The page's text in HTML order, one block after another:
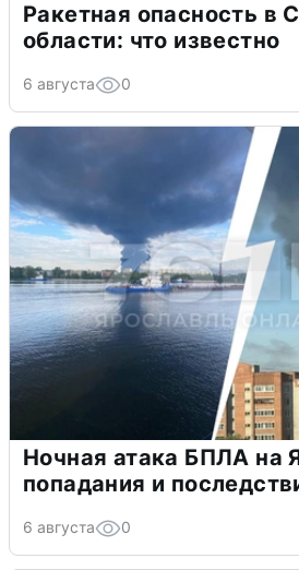
Ракетная опасность в
области: что известно
6 августа 0
Ночная атака БПЛА на
попадания и
6 августа 0